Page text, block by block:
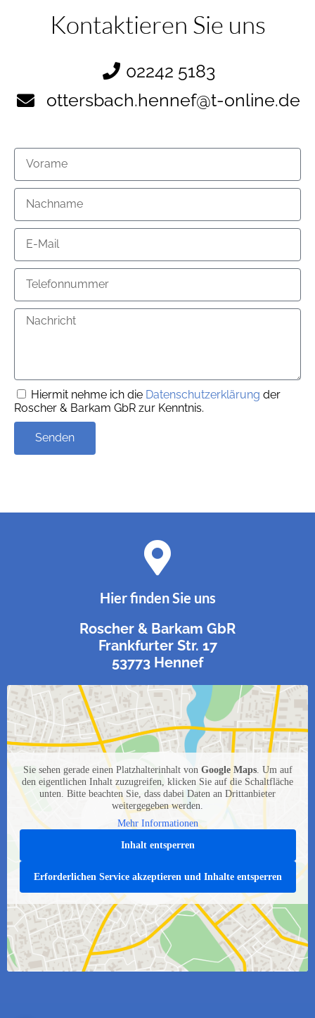
Kontaktieren Sie uns
02242 5183
ottersbach.hennef@t-online.de
Hiermit nehme ich die Datenschutzerklärung der
Roscher & Barkam GbR zur Kenntnis.
Senden
Hier finden Sie uns
Roscher & Barkam GbR
Frankfurter Str. 17
53773 Hennef
Sie sehen gerade einen Platzhalterinhalt von Google Maps. Um auf
den eigentlichen Inhalt zuzugreifen, klicken Sie auf die Schaltfläche
unten. Bitte beachten Sie, dass dabei Daten an Drittanbieter
weitergegeben werden.
Mehr Informationen
Inhalt entsperren
Erforderlichen Service akzeptieren und Inhalte entsperren